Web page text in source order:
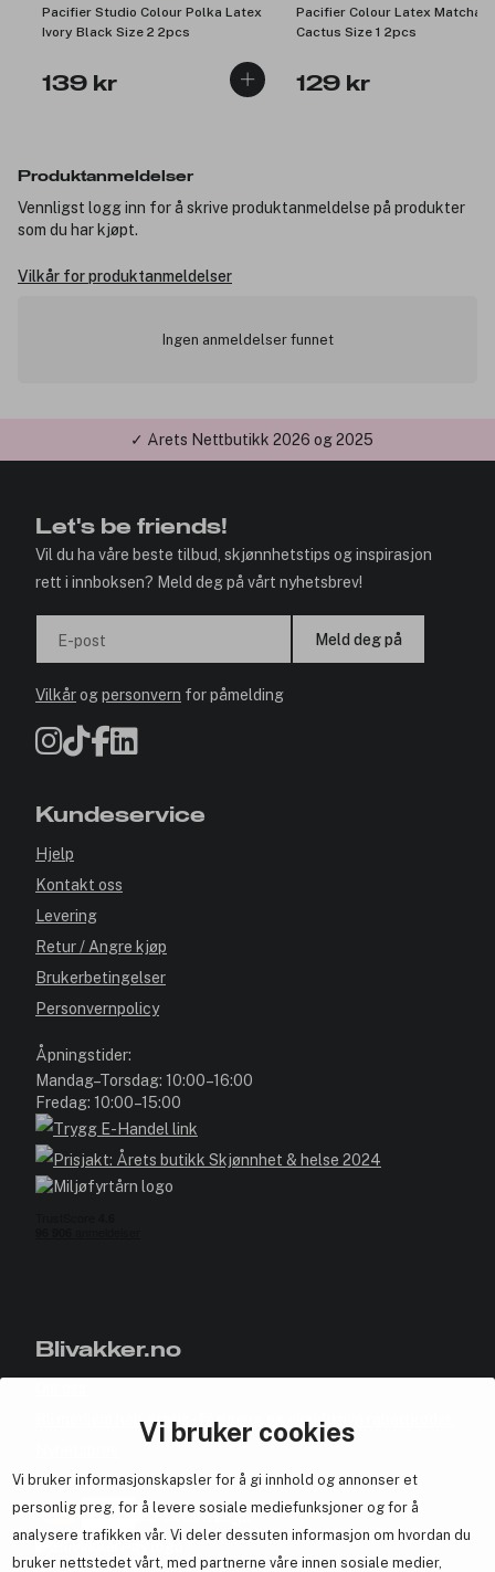
Vi bruker cookies
Vi bruker informasjonskapsler for å gi innhold og annonser et
personlig preg, for å levere sosiale mediefunksjoner og for å
analysere trafikken vår. Vi deler dessuten informasjon om hvordan du
bruker nettstedet vårt, med partnerne våre innen sosiale medier,
Pacifier Studio Colour Polka Latex
Ivory Black Size 2 2pcs
139 kr
Pacifier Colour Latex Matcha
Cactus Size 1 2pcs
129 kr
Produktanmeldelser
Vennligst logg inn for å skrive produktanmeldelse på produkter
som du har kjøpt.
Vilkår for produktanmeldelser
Ingen anmeldelser funnet
✓ Årets Nettbutikk 2026 og 2025
Let's be friends!
Vil du ha våre beste tilbud, skjønnhetstips og inspirasjon
rett i innboksen? Meld deg på vårt nyhetsbrev!
E-post Meld deg på
Vilkårogpersonvern for påmelding
Kundeservice
Hjelp
Kontakt oss
Levering
Retur / Angre kjøp
Brukerbetingelser
Personvernpolicy
Åpningstider:
Mandag–Torsdag: 10:00–16:00
Fredag: 10:00–15:00
Blivakker.no
Bli medlem helt gratis - få poeng og eksklusive rabattkoder.
Samarbeid med oss